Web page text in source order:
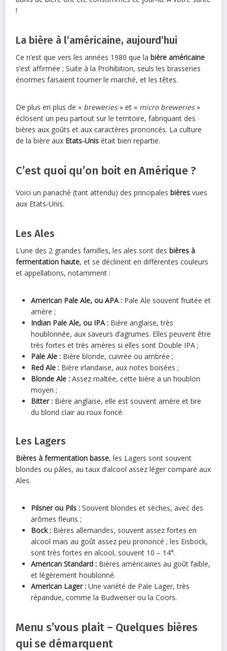
!
La bière à l’américaine, aujourd’hui
Ce n’est que vers les années 1980 que labière américaine
s’est affirmée ; Suite à la Prohibition, seuls les brasseries
énormes faisaient tourner le marché, et les têtes.
De plus en plus de « breweries» et « micro breweries»
éclosent un peu partout sur le territoire, fabriquant des
bières aux goûts et aux caractères prononcés. La culture
de la bière aux Etats-Unis était bien repartie.
C’est quoi qu’on boit en Amérique ?
Voici un panaché (tant attendu) des principales bières vues
aux Etats-Unis.
Les Ales
L’une des 2 grandes familles, les ales sont desbières à
fermentation haute, et se déclinent en différentes couleurs
et appellations, notamment :
American Pale Ale, ou APA : Pale Ale souvent fruitée et
amère ;
Indian Pale Ale, ou IPA : Bière anglaise, très
houblonnée, aux saveurs d’agrumes. Elles peuvent être
très fortes et très amères si elles sont Double IPA ;
Pale Ale : Bière blonde, cuivrée ou ambrée ;
Red Ale : Bière irlandaise, aux notes boisées ;
Blonde Ale : Assez maltée, cette bière a un houblon
moyen ;
Bitter : Bière anglaise, elle est souvent amère et tire
du blond clair au roux foncé.
Les Lagers
Bières à fermentation basse, les Lagers sont souvent
blondes ou pâles, au taux d’alcool assez léger comparé aux
Ales.
Pilsner ou Pils : Souvent blondes et sèches, avec des
arômes fleuris ;
Bock : Bières allemandes, souvent assez fortes en
alcool mais au goût assez peu prononcé ; les Eisbock,
sont très fortes en alcool, souvent 10 – 14°.
American Standard : Bières américaines au goût faible,
et légèrement houblonné.
American Lager : Une variété de Pale Lager, très
répandue, comme la Budweiser ou la Coors.
Menu s’vous plait – Quelques bières
qui se démarquent